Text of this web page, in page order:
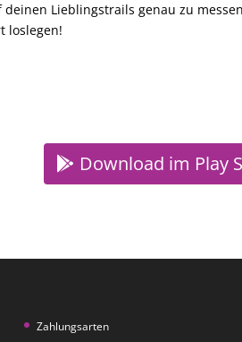
Lieblingstrails genau zu
loslegen!
Download im Play
Zahlungsarten